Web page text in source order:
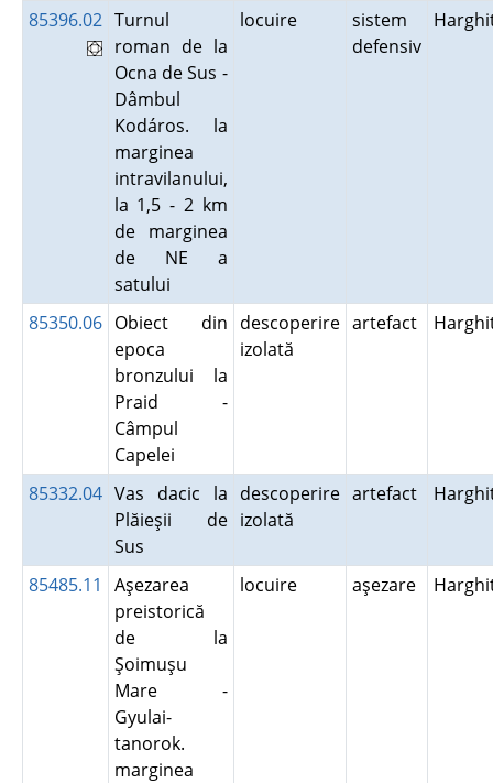
85396.02 Turnul
roman de la
Ocna de Sus -
Dâmbul
Kodáros. la
marginea
intravilanului,
la 1,5 - 2 km
de marginea
de NE a
satului
locuire
sistem
defensiv
85350.06 Obiect din
epoca
bronzului la
Praid -
Câmpul
Capelei
descoperire
izolată
artefact
85332.04 Vas dacic la
Plăieşii de
Sus
descoperire
izolată
artefact
85485.11
Aşezarea
preistorică
de la
Şoimuşu
Mare -
Gyulai-
tanorok.
marginea
locuire aşezare